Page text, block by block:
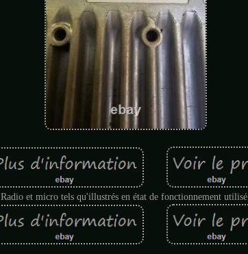
Radio et micro tels qu'illustrés en état de fonctionnement utilisé.